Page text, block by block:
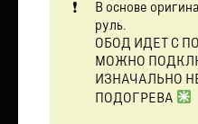
В основе
руль.
ОБОД ИДЕТ С
МОЖНО
ИЗНАЧАЛЬНО
ПОДОГРЕВА